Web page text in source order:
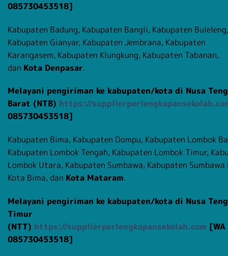
085730453518]
Kabupaten Badung, Kabupaten Bangli, Kabupaten Buleleng,
Kabupaten Gianyar, Kabupaten Jembrana, Kabupaten
Karangasem, Kabupaten Klungkung, Kabupaten Tabanan,
dan Kota Denpasar.
Melayani pengiriman ke kabupaten/kota di Nusa
Barat (NTB) https://
085730453518]
Kabupaten Bima, Kabupaten Dompu, Kabupaten Lombok
Kabupaten Lombok Tengah, Kabupaten Lombok Timur,
Lombok Utara, Kabupaten Sumbawa, Kabupaten
Kota Bima, dan Kota Mataram.
Melayani pengiriman ke kabupaten/kota di Nusa
Timur
(NTT) https://supplierperlengkapansekolah.com [WA
085730453518]